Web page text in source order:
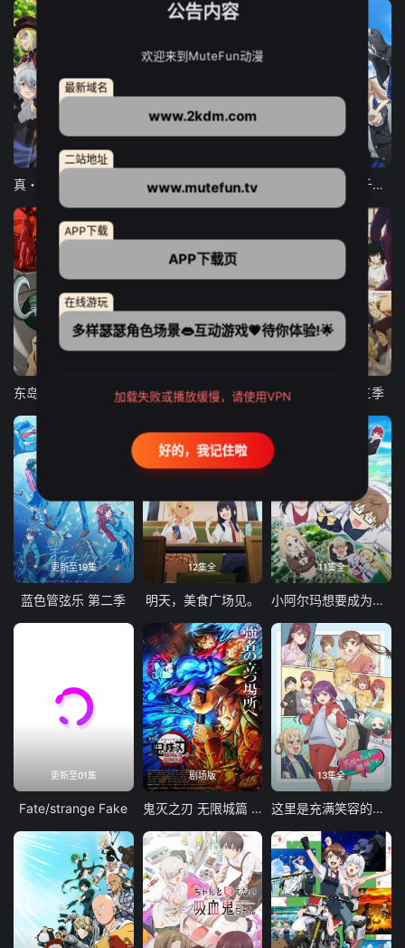
12集全
东京猫猫 NEW～♡ 弹珠汽水瓶里的千岁同学
东岛丹三郎想成为假面骑士 古诺希亚 致不灭的你 第三季
更新至19集
蓝色管弦乐 第二季
12集全
明天，美食广场见。
11集全
小阿尔玛想要成为家人
更新至01集
Fate/strange Fake
剧场版
鬼灭之刃 无限城篇 第一章 猗窝座再袭
13集全
这里是充满笑容的职场。
公告内容
欢迎来到MuteFun动漫
最新域名
www.2kdm.com
二站地址
www.mutefun.tv
APP下载
APP下载页
在线游玩
多样瑟瑟角色场景👄互动游戏💗待你体验!🌟
加载失败或播放缓慢，请使用VPN
好的，我记住啦